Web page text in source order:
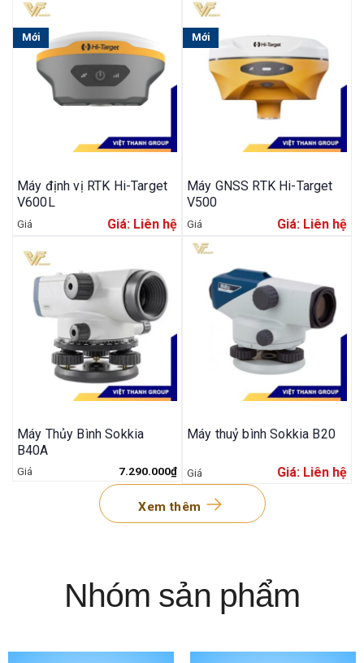
Mới
Máy định vị RTK Hi-Target
V600L
Giá: Liên hệ
Mới
Máy GNSS RTK Hi-Target
V500
Giá: Liên hệ
Máy Thủy Bình Sokkia
B40A
7.290.000₫
Máy thuỷ bình Sokkia B20
Giá: Liên hệ
Xem thêm
Nhóm sản phẩm